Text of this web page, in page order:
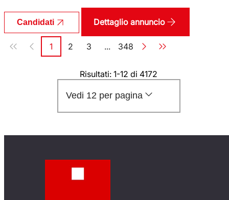
Candidati Dettaglio annuncio
Paginazione
Pagina
1 Pagina
2 Pagina
3 ... Pagina
348
Risultati: 1-12 di 4172
Vedi 12 per pagina